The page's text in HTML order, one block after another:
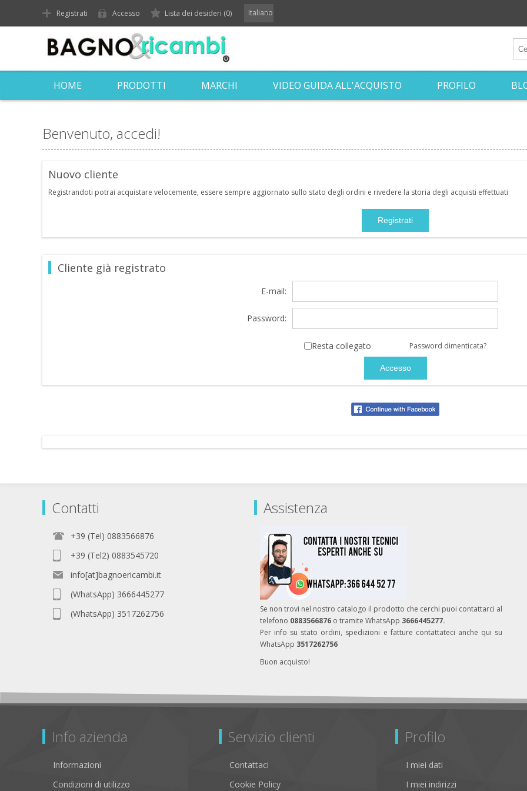
Registrati Accesso Lista dei desideri (0) Italiano
HOME PRODOTTI MARCHI VIDEO GUIDA ALL'ACQUISTO PROFILO
Benvenuto, accedi!
Nuovo cliente
Registrandoti potrai acquistare velocemente, essere sempre aggiornato sullo stato degli ordini e rivedere la storia degli acquisti effettuati
Cliente già registrato
E-mail:
Password:
Resta collegato Password dimenticata?
Contatti
+39 (Tel) 0883566876
+39 (Tel2) 0883545720
info[at]bagnoericambi.it
(WhatsApp) 3666445277
(WhatsApp) 3517262756
Assistenza
Se non trovi nel nostro catalogo il prodotto che cerchi puoi contattarci al
telefono 0883566876 o tramite WhatsApp 3666445277.
Per info su stato ordini, spedizioni e fatture contattateci anche qui su
WhatsApp 3517262756
Buon acquisto!
Info azienda
Informazioni
Condizioni di utilizzo
Servizio clienti
Contattaci
Cookie Policy
Profilo
I miei dati
I miei indirizzi